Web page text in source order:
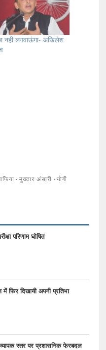
नही लगवाऊंगा- अखिलेश
· मुख्तार अंसारी · योगी
परिणाम घोषित
में फिर दिखायी अपनी प्रतिभा
स्तर पर प्रशासनिक फेरबदल